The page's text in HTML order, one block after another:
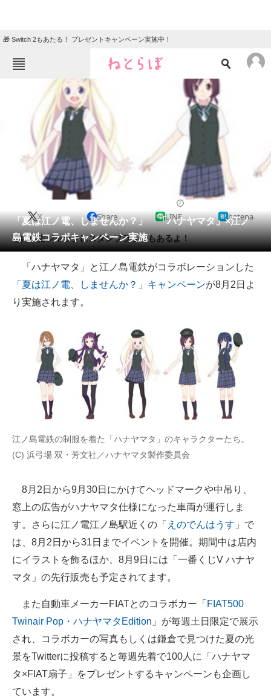
🎁 Switch 2もあたる！ プレゼントキャンペーン実施中！
ねとらぼメニュー
エンタメ
住まい 教育・育児
会員記事
メディア
注目記事を集めた総合ページ
ITの今と未来を見通す
進化するPCとデバイスの未来
好きが集まる 比べて選べる
ビジネスと働き方のヒント
企業ITのトレンドを詳説
マーケ×ITの今がよく分かる
ITエンジニア向け専門サイト
企業向けIT製品の総合サイト
IT製品の技術・比較・事例
製造業のIT導入・活用を支援
モノづくり技術者専門サイト
エレクトロニクス専門サイト
電子設計の基本と応用
「夏は江ノ電、しませんか？」 「ハナヤマタ」×江ノ
島電鉄コラボキャンペーン実施
X Share LINE hatena
車内広告ジャックにスタンプラリーもあるよ！
「ハナヤマタ」と江ノ島電鉄がコラボレーションした
「夏は江ノ電、しませんか？」キャンペーンが8月2日よ
り実施されます。
江ノ島電鉄の制服を着た「ハナヤマタ」のキャラクターたち。
(C) 浜弓場 双・芳文社／ハナヤマタ製作委員会
8月2日から9月30日にかけてヘッドマークや中吊り、
窓上の広告がハナヤマタ仕様になった車両が運行しま
す。さらに江ノ電江ノ島駅近くの「 えのでんはうす 」で
は、8月2日から31日までイベントを開催。期間中は店内
にイラストを飾るほか、8月9日には「一番くじV ハナヤ
マタ」の先行販売も予定されてます。
また自動車メーカーFIATとのコラボカー「 FIAT500
Twinair Pop・ハナヤマタEdition 」が毎週土日限定で展示
され、コラボカーの写真もしくは鎌倉で見つけた夏の光
景をTwitterに投稿すると毎週先着で100人に「ハナヤマ
タ×FIAT扇子」をプレゼントするキャンペーンも企画し
ています。